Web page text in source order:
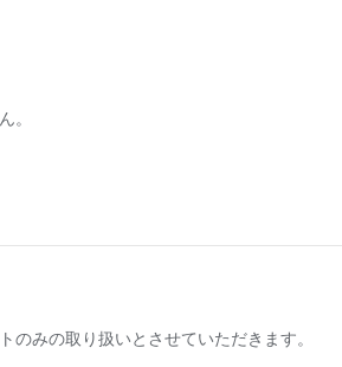
。
みの取り扱いとさせていただきます。